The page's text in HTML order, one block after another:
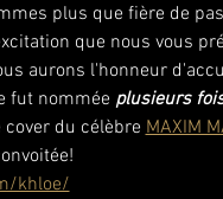
plus que fière de
que nous vous
aurons l'honneur
fut nommée plusieurs
cover du célèbre MAXIM
khloe/